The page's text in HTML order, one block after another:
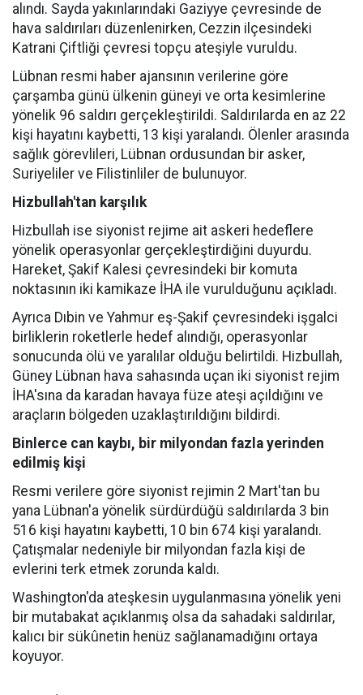
alındı. Sayda yakınlarındaki Gaziyye çevresinde de
hava saldırıları düzenlenirken, Cezzin ilçesindeki
Katrani Çiftliği çevresi topçu ateşiyle vuruldu.
Lübnan resmi haber ajansının verilerine göre
çarşamba günü ülkenin güneyi ve orta kesimlerine
yönelik 96 saldırı gerçekleştirildi. Saldırılarda en az 22
kişi hayatını kaybetti, 13 kişi yaralandı. Ölenler arasında
sağlık görevlileri, Lübnan ordusundan bir asker,
Suriyeliler ve Filistinliler de bulunuyor.
Hizbullah'tan karşılık
Hizbullah ise siyonist rejime ait askeri hedeflere
yönelik operasyonlar gerçekleştirdiğini duyurdu.
Hareket, Şakif Kalesi çevresindeki bir komuta
noktasının iki kamikaze İHA ile vurulduğunu açıkladı.
Ayrıca Dıbin ve Yahmur eş-Şakif çevresindeki işgalci
birliklerin roketlerle hedef alındığı, operasyonlar
sonucunda ölü ve yaralılar olduğu belirtildi. Hizbullah,
Güney Lübnan hava sahasında uçan iki siyonist rejim
İHA'sına da karadan havaya füze ateşi açıldığını ve
araçların bölgeden uzaklaştırıldığını bildirdi.
Binlerce can kaybı, bir milyondan fazla yerinden
edilmiş kişi
Resmi verilere göre siyonist rejimin 2 Mart'tan bu
yana Lübnan'a yönelik sürdürdüğü saldırılarda 3 bin
516 kişi hayatını kaybetti, 10 bin 674 kişi yaralandı.
Çatışmalar nedeniyle bir milyondan fazla kişi de
evlerini terk etmek zorunda kaldı.
Washington'da ateşkesin uygulanmasına yönelik yeni
bir mutabakat açıklanmış olsa da sahadaki saldırılar,
kalıcı bir sükûnetin henüz sağlanamadığını ortaya
koyuyor.